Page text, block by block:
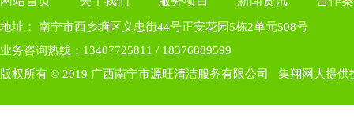
地址： 南宁市西乡塘区义忠街44号正安花园5栋2单元508号
业务咨询热线：13407725811 / 18376889599
版权所有 © 2019 广西南宁市源旺清洁服务有限公司 集翔网大提供